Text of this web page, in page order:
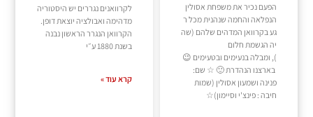
הפעם נכיר את משפחת אסולין
הנפלאה והחמה שנהנית מכל ר
גע בקרוואן המדהים שלהם (שה
יה הגשמת חלום
️), ומבלה בנעימים ובטעימים 😉
בארצנו הנהדרת 🙂 ☆ שם:
פנינה ושמעון אסולין (שמות
חיבה : פינצ'י וסיימון)☆
לקרוואנים נגררים יש היסטוריה
מדהימה ואבולציה יוצאת דופן.
הקרוואן הנגרר הראשון נבנה
בשנת 1880 ע״י
קרא עוד »